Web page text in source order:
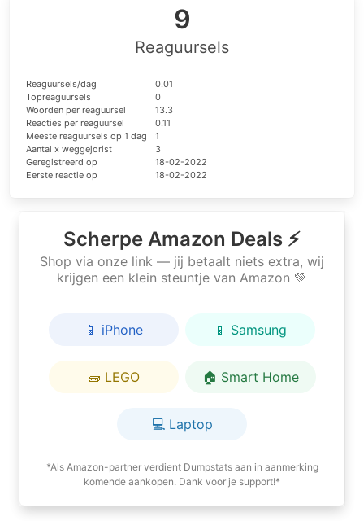
9
Reaguursels
Reaguursels/dag
0.01
Topreaguursels
0
Woorden per reaguursel
13.3
Reacties per reaguursel
0.11
Meeste reaguursels op 1 dag
1
Aantal x weggejorist
3
Geregistreerd op
18-02-2022
Eerste reactie op
18-02-2022
Scherpe Amazon Deals ⚡
Shop via onze link — jij betaalt niets extra, wij
krijgen een klein steuntje van Amazon 💚
📱 iPhone 📱 Samsung
🧱 LEGO 🏠 Smart Home
💻 Laptop
*Als Amazon-partner verdient Dumpstats aan in aanmerking
komende aankopen. Dank voor je support!*